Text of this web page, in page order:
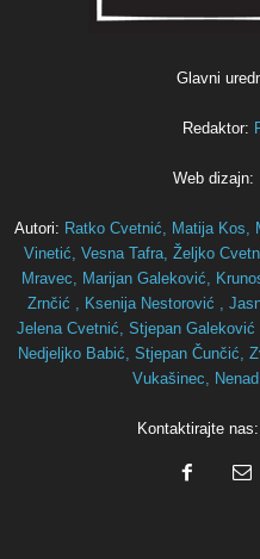
Glavni
Redaktor:
Web dizajn:
Autori: Ratko Cvetnić, Matija Kos,
Vinetić, Vesna Tafra, Željko
Mravec,
Marijan Galeković,
Zrnčić ,
Ksenija Nestorović ,
Jelena Cvetnić, Stjepan Galeković
Nedjeljko Babić, Stjepan Čunčić,
Vukašinec,
Kontaktirajte nas: